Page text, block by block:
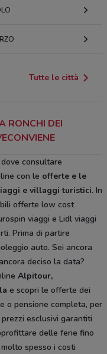
Tutte le città
RONCHI DEI
consultare
con le offerte e le
e villaggi turistici. In
offerte low cost
viaggi e Lidl viaggi
Prima di partire
auto. Sei ancora
deciso la data?
Alpitour,
e scopri le offerte dei
o pensione completa, per
esclusivi garantiti
delle ferie fino
spesso i costi